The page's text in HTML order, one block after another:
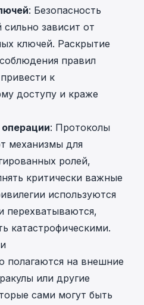
: Безопасность
зависит от
ключей. Раскрытие
правил
к
доступу и краже
: Протоколы
механизмы для
ролей,
критически важные
используются
перехватываются,
катастрофическими.
полагаются на внешние
или другие
сами могут быть